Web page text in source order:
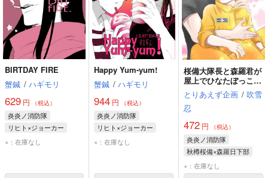
BIRTDAY FIRE
蟹鍼 / ハギモリ
629 円 （税込）
炎炎ノ消防隊
リヒト×ジョーカー
ヴィクトル・リヒト
×：在庫なし
Happy Yum-yum!
蟹鍼 / ハギモリ
944 円 （税込）
炎炎ノ消防隊
リヒト×ジョーカー
ヴィクトル・リヒト
×：在庫なし
桜備大隊長と森羅君が
屋上でひなたぼっこし
てるだけの本
とりあえず企画 / 吹雪
忍
472円 （税込）
炎炎ノ消防隊
秋樽桜備×森羅日下部
秋樽桜備
×：在庫なし